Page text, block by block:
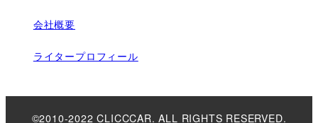
会社概要
ライタープロフィール
©2010-2022 CLICCCAR. ALL RIGHTS RESERVED.